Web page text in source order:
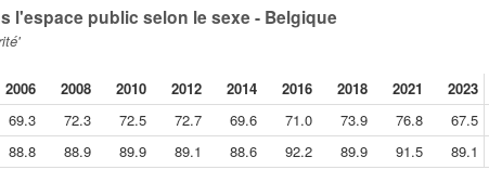
l'espace public selon le sexe - Belgique
2006 2008 2010 2012 2014 2016 2018 2021 2023
69.3 72.3 72.5 72.7 69.6 71.0 73.9 76.8 67.5
88.8 88.9 89.9 89.1 88.6 92.2 89.9 91.5 89.1